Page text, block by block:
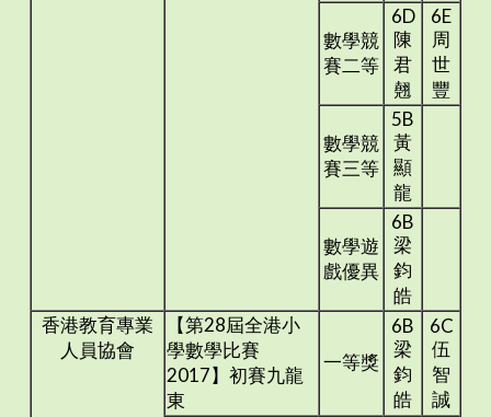
數學競
賽二等
6D
陳
君
翹
6E
周
世
豐
數學競
賽三等
5B
黃
顯
龍
數學遊
戲優異
6B
梁
鈞
皓
香港教育專業
人員協會
【第28屆全港小
學數學比賽
2017】初賽九龍
東
一等獎
6B
梁
鈞
皓
6C
伍
智
誠